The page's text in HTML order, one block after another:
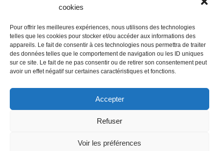
cookies
Pour offrir les meilleures expériences, nous utilisons des technologies
telles que les cookies pour stocker et/ou accéder aux informations des
appareils. Le fait de consentir à ces technologies nous permettra de traiter
des données telles que le comportement de navigation ou les ID uniques
sur ce site. Le fait de ne pas consentir ou de retirer son consentement peut
avoir un effet négatif sur certaines caractéristiques et fonctions.
Accepter
Refuser
Voir les préférences
lundi et jeudi de 9h à 11h30
mardi et vendredi de 16h à 18h30
@Vatteville-la-rue mentions légales